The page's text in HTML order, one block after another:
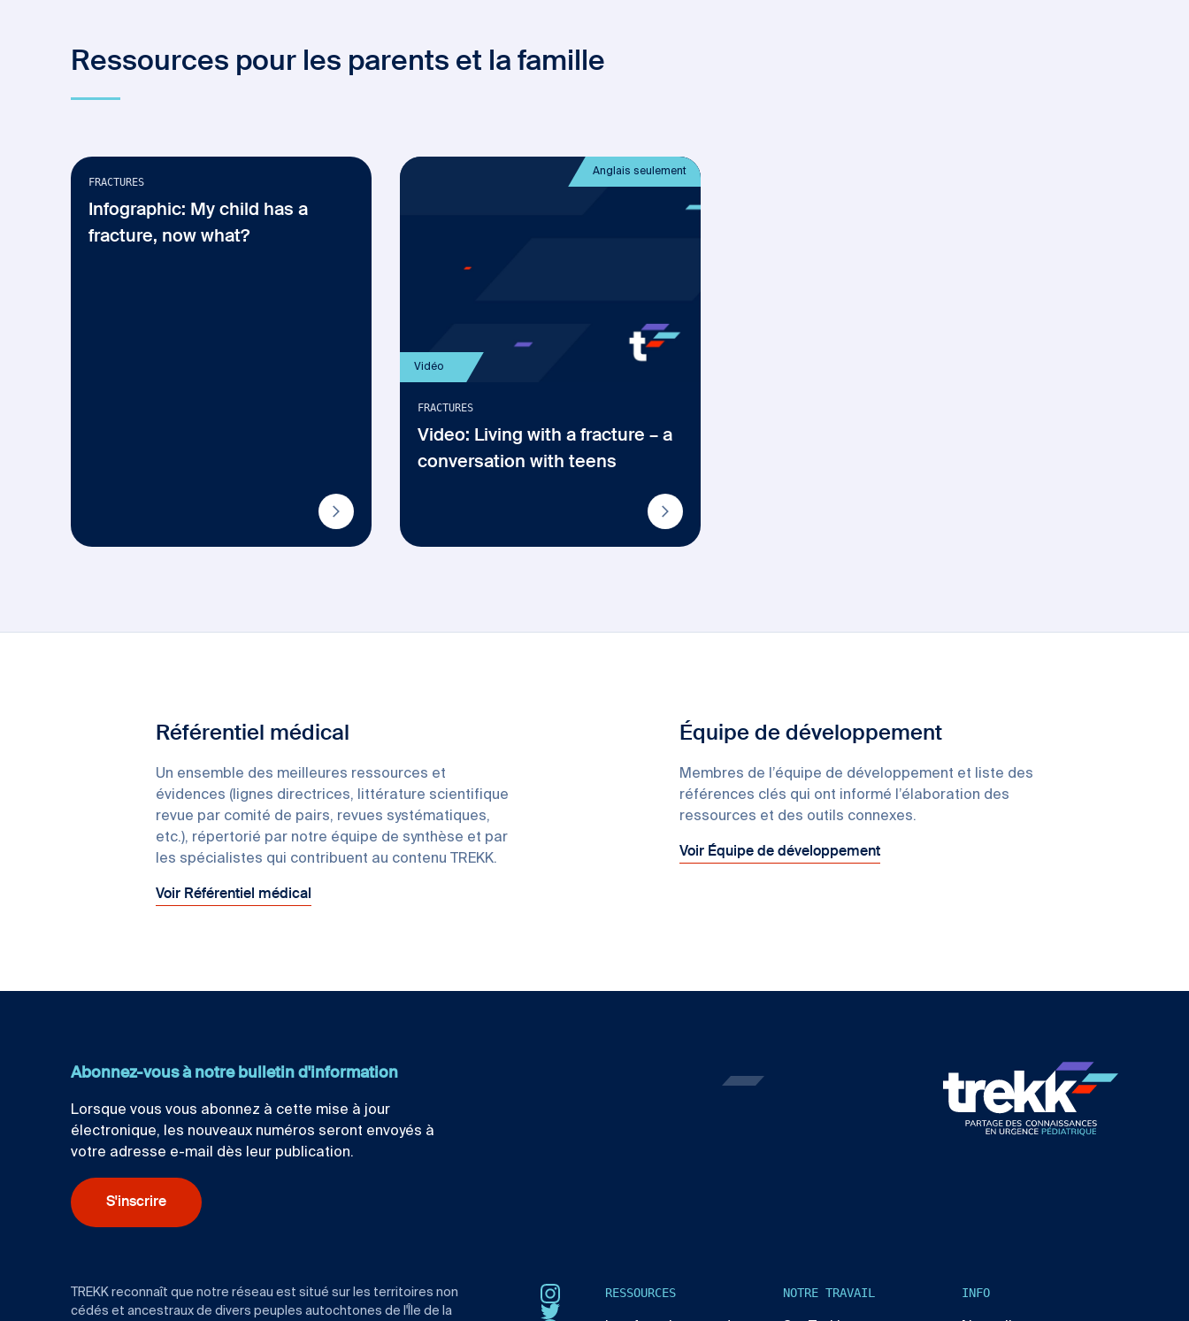
Ressources pour les parents et la famille
FRACTURES
Infographic: My child has a
fracture, now what?
Vidéo
Anglais seulement
FRACTURES
Video: Living with a fracture – a
conversation with teens
Référentiel médical
Un ensemble des meilleures ressources et
évidences (lignes directrices, littérature scientifique
revue par comité de pairs, revues systématiques,
etc.), répertorié par notre équipe de synthèse et par
les spécialistes qui contribuent au contenu TREKK.
Voir Référentiel médical
Équipe de développement
Membres de l’équipe de développement et liste des
références clés qui ont informé l’élaboration des
ressources et des outils connexes.
Voir Équipe de développement
Abonnez-vous à notre bulletin d'information
Lorsque vous vous abonnez à cette mise à jour
électronique, les nouveaux numéros seront envoyés à
votre adresse e-mail dès leur publication.
S'inscrire
RESSOURCES NOTRE TRAVAIL INFO
Instagram
TREKK reconnaît que notre réseau est situé sur les territoires non
cédés et ancestraux de divers peuples autochtones de l'Île de la